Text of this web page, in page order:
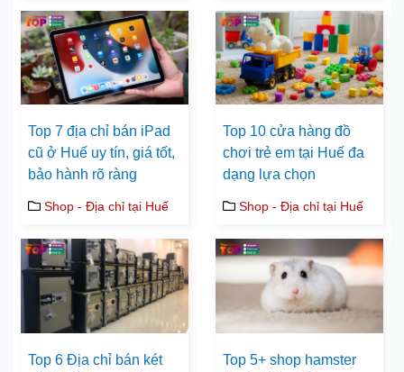
Top 7 địa chỉ bán iPad
cũ ở Huế uy tín, giá tốt,
bảo hành rõ ràng
Shop - Địa chỉ tại Huế
Top 10 cửa hàng đồ
chơi trẻ em tại Huế đa
dạng lựa chọn
Shop - Địa chỉ tại Huế
Top 6 Địa chỉ bán két
Top 5+ shop hamster